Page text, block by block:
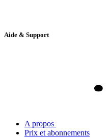
Aide & Support
A propos
Prix et abonnements